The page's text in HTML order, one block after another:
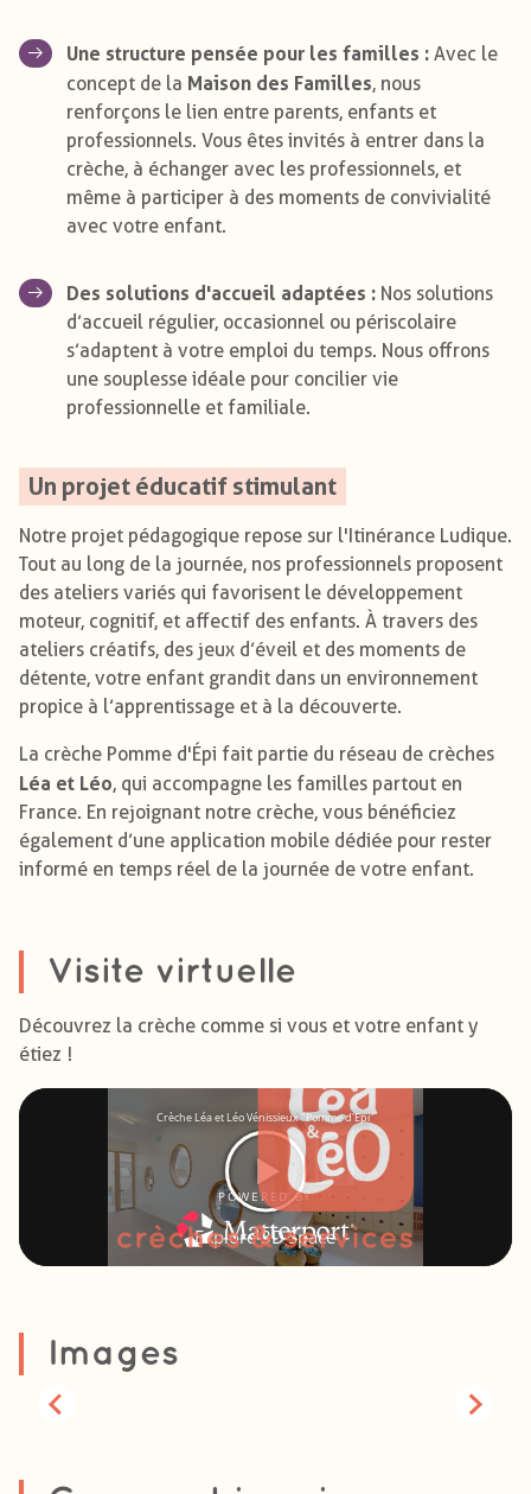
Une structure pensée pour les familles : Avec le
concept de la Maison des Familles, nous
renforçons le lien entre parents, enfants et
professionnels. Vous êtes invités à entrer dans la
crèche, à échanger avec les professionnels, et
même à participer à des moments de convivialité
avec votre enfant.
Des solutions d'accueil adaptées : Nos solutions
d’accueil régulier, occasionnel ou périscolaire
s’adaptent à votre emploi du temps. Nous offrons
une souplesse idéale pour concilier vie
professionnelle et familiale.
Un projet éducatif stimulant
Notre projet pédagogique repose sur l'Itinérance Ludique.
Tout au long de la journée, nos professionnels proposent
des ateliers variés qui favorisent le développement
moteur, cognitif, et affectif des enfants. À travers des
ateliers créatifs, des jeux d’éveil et des moments de
détente, votre enfant grandit dans un environnement
propice à l’apprentissage et à la découverte.
La crèche Pomme d'Épi fait partie du réseau de crèches
Léa et Léo, qui accompagne les familles partout en
France. En rejoignant notre crèche, vous bénéficiez
également d’une application mobile dédiée pour rester
informé en temps réel de la journée de votre enfant.
Visite virtuelle
Découvrez la crèche comme si vous et votre enfant y
étiez !
Images